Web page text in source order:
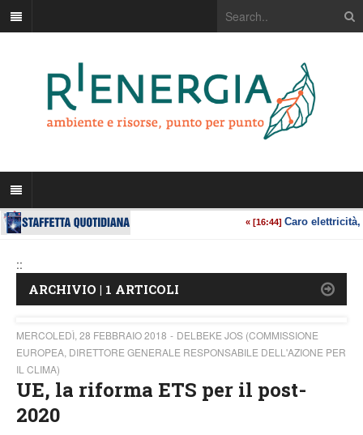
::
ARCHIVIO | 1 ARTICOLI
MERCOLEDÌ, 28 FEBBRAIO 2018
DELBEKE JOS (COMMISSIONE
EUROPEA, DIRETTORE GENERALE RESPONSABILE DELL'AZIONE PER
IL CLIMA)
UE, la riforma ETS per il post-
2020